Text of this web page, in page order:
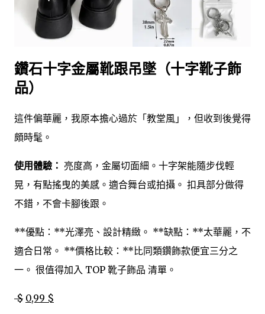
鑽石十字金屬靴跟吊墜（十字靴子飾
品）
這件偏華麗，我原本擔心過於「教堂風」，但收到後覺得
頗時髦。
使用體驗： 亮度高，金屬切面細。十字架能隨步伐輕
晃，有點搖曳的美感。適合舞台或拍攝。 扣具部分做得
不錯，不會卡腳後跟。
**優點：**光澤亮、設計精緻。 **缺點：**太華麗，不
適合日常。 **價格比較：**比同類鑽飾款便宜三分之
一。 很值得加入 TOP 靴子飾品 清單。
$ 0,99 $